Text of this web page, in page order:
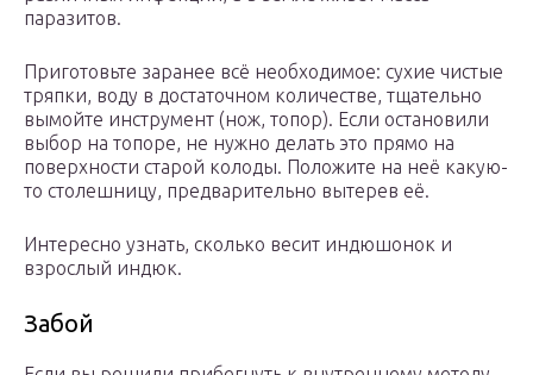
паразитов.
Приготовьте заранее всё необходимое: сухие чистые
тряпки, воду в достаточном количестве, тщательно
вымойте инструмент (нож, топор). Если остановили
выбор на топоре, не нужно делать это прямо на
поверхности старой колоды. Положите на неё какую-
то столешницу, предварительно вытерев её.
Интересно узнать, сколько весит индюшонок и
взрослый индюк.
Забой